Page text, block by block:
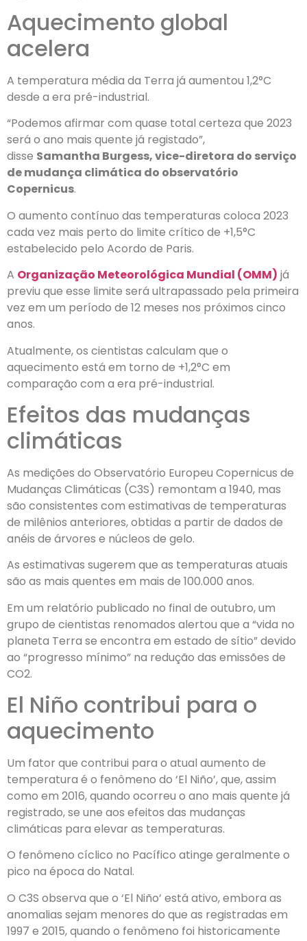
Aquecimento global
acelera
A temperatura média da Terra já aumentou 1,2°C
desde a era pré-industrial.
“Podemos afirmar com quase total certeza que 2023
será o ano mais quente já registado”,
disse Samantha Burgess, vice-diretora do serviço
de mudança climática do observatório
Copernicus.
O aumento contínuo das temperaturas coloca 2023
cada vez mais perto do limite crítico de +1,5°C
estabelecido pelo Acordo de Paris.
A Organização Meteorológica Mundial (OMM) já
previu que esse limite será ultrapassado pela primeira
vez em um período de 12 meses nos próximos cinco
anos.
Atualmente, os cientistas calculam que o
aquecimento está em torno de +1,2°C em
comparação com a era pré-industrial.
Efeitos das mudanças
climáticas
As medições do Observatório Europeu Copernicus de
Mudanças Climáticas (C3S) remontam a 1940, mas
são consistentes com estimativas de temperaturas
de milênios anteriores, obtidas a partir de dados de
anéis de árvores e núcleos de gelo.
As estimativas sugerem que as temperaturas atuais
são as mais quentes em mais de 100.000 anos.
Em um relatório publicado no final de outubro, um
grupo de cientistas renomados alertou que a “vida no
planeta Terra se encontra em estado de sítio” devido
ao “progresso mínimo” na redução das emissões de
CO2.
El Niño contribui para o
aquecimento
Um fator que contribui para o atual aumento de
temperatura é o fenômeno do ‘El Niño’, que, assim
como em 2016, quando ocorreu o ano mais quente já
registrado, se une aos efeitos das mudanças
climáticas para elevar as temperaturas.
O fenômeno cíclico no Pacífico atinge geralmente o
pico na época do Natal.
O C3S observa que o ‘El Niño’ está ativo, embora as
anomalias sejam menores do que as registradas em
1997 e 2015, quando o fenômeno foi historicamente